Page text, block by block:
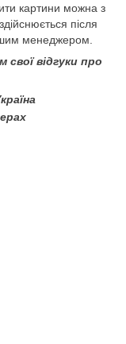
картини можна з
після
менеджером.
відгуки про